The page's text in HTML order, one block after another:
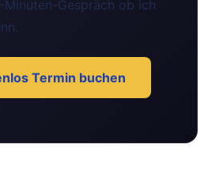
Minuten-Gespräch ob ich
Termin buchen